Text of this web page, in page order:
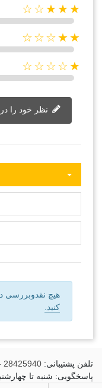
★★★☆☆
★★☆☆☆
★☆☆☆☆
هیچ
کنید.
تلفن پشتیبانی: 28425940 - 021
پاسخگویی: شنبه تا چهارشنبه 9 تا 17:30، پنجشنبه 9 تا